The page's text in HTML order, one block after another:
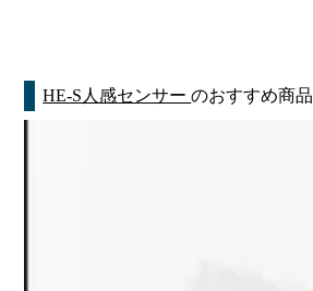
HE-S人感センサーのおすすめ商品